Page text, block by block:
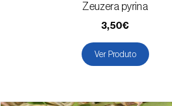
Zeuzera pyrina
3,50€
Ver Produto